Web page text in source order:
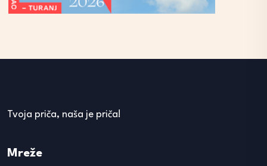
Tvoja priča, naša je priča!
Mreže